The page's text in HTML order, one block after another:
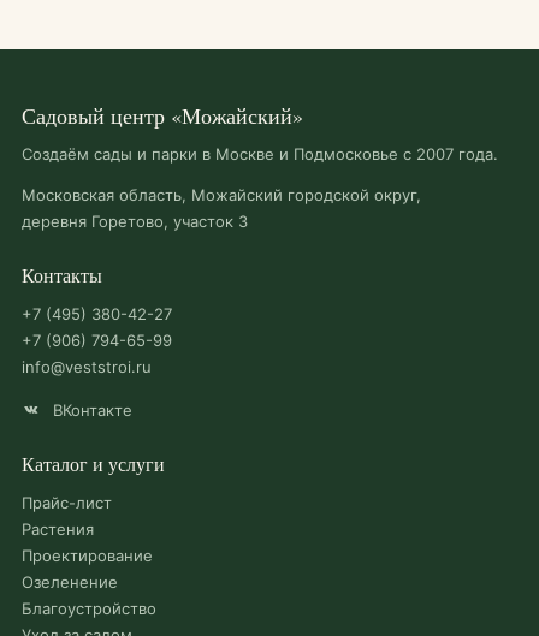
Садовый центр «Можайский»
Создаём сады и парки в Москве и Подмосковье с 2007 года.
Московская область, Можайский городской округ,
деревня Горетово, участок 3
Контакты
+7 (495) 380-42-27
+7 (906) 794-65-99
info@veststroi.ru
ВКонтакте
Каталог и услуги
Прайс-лист
Растения
Проектирование
Озеленение
Благоустройство